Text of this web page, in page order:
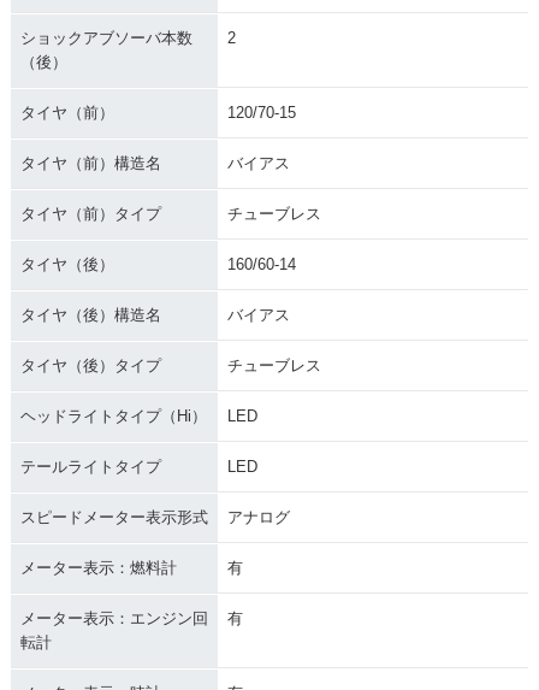
ショックアブソーバ本数
（後）
2
タイヤ（前） 120/70-15
タイヤ（前）構造名 バイアス
タイヤ（前）タイプ チューブレス
タイヤ（後） 160/60-14
タイヤ（後）構造名 バイアス
タイヤ（後）タイプ チューブレス
ヘッドライトタイプ（Hi） LED
テールライトタイプ LED
スピードメーター表示形式 アナログ
メーター表示：燃料計 有
メーター表示：エンジン回
転計
有